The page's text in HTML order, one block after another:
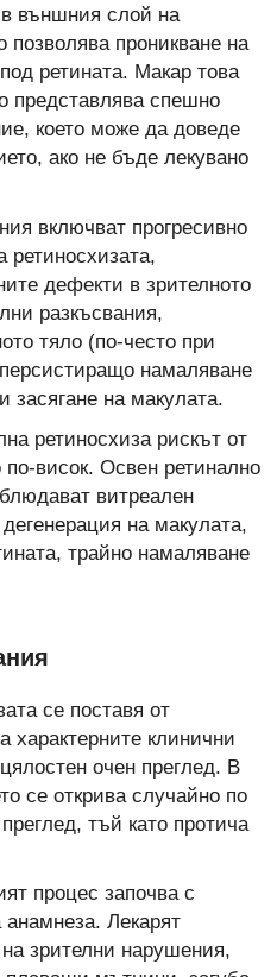
външния слой на
позволява проникване на
ретината. Макар това
представлява спешно
което може да доведе
ако не бъде лекувано
включват прогресивно
ретиносхизата,
дефекти в зрителното
разкъсвания,
тяло (по-често при
намаляване
засягане на макулата.
ретиносхиза рискът от
висок. Освен ретинално
витреален
на макулата,
трайно намаляване
се поставя от
характерните клинични
очен преглед. В
се открива случайно по
тъй като протича
процес започва с
Лекарят
зрителни нарушения,